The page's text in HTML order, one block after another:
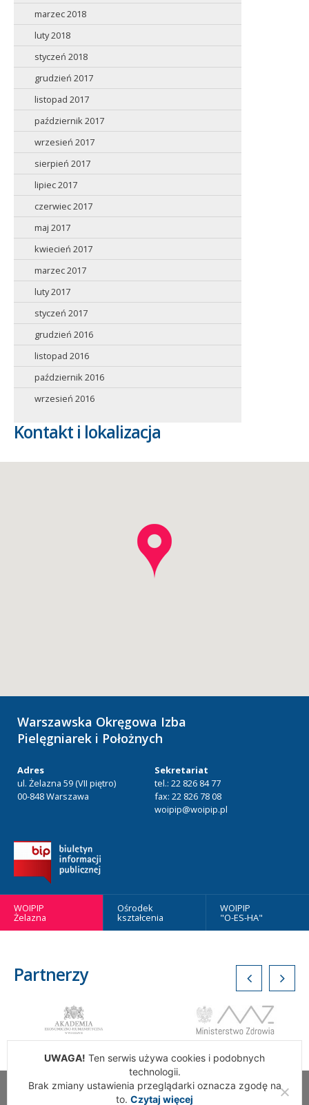
marzec 2018
luty 2018
styczeń 2018
grudzień 2017
listopad 2017
październik 2017
wrzesień 2017
sierpień 2017
lipiec 2017
czerwiec 2017
maj 2017
kwiecień 2017
marzec 2017
luty 2017
styczeń 2017
grudzień 2016
listopad 2016
październik 2016
wrzesień 2016
Kontakt i lokalizacja
Warszawska Okręgowa Izba
Pielęgniarek i Położnych
Adres
ul. Żelazna 59 (VII piętro)
00-848 Warszawa
Sekretariat
tel.: 22 826 84 77
fax: 22 826 78 08
woipip@woipip.pl
WOIPIP
Żelazna
Ośrodek
kształcenia
WOIPIP
"O-ES-HA"
Partnerzy
Wszelkie Prawa Zastrzeżone. Warszawska Okręgowa Izba
UWAGA! Ten serwis używa cookies i podobnych
technologii.
Brak zmiany ustawienia przeglądarki oznacza zgodę na
to. Czytaj więcej